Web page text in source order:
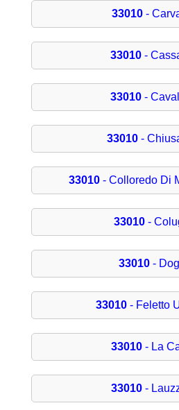
33010-
33010 -
33010 -
33010-
33010- Colloredo Di
33010 -
33010-
33010- Feletto
33010- La
33010-